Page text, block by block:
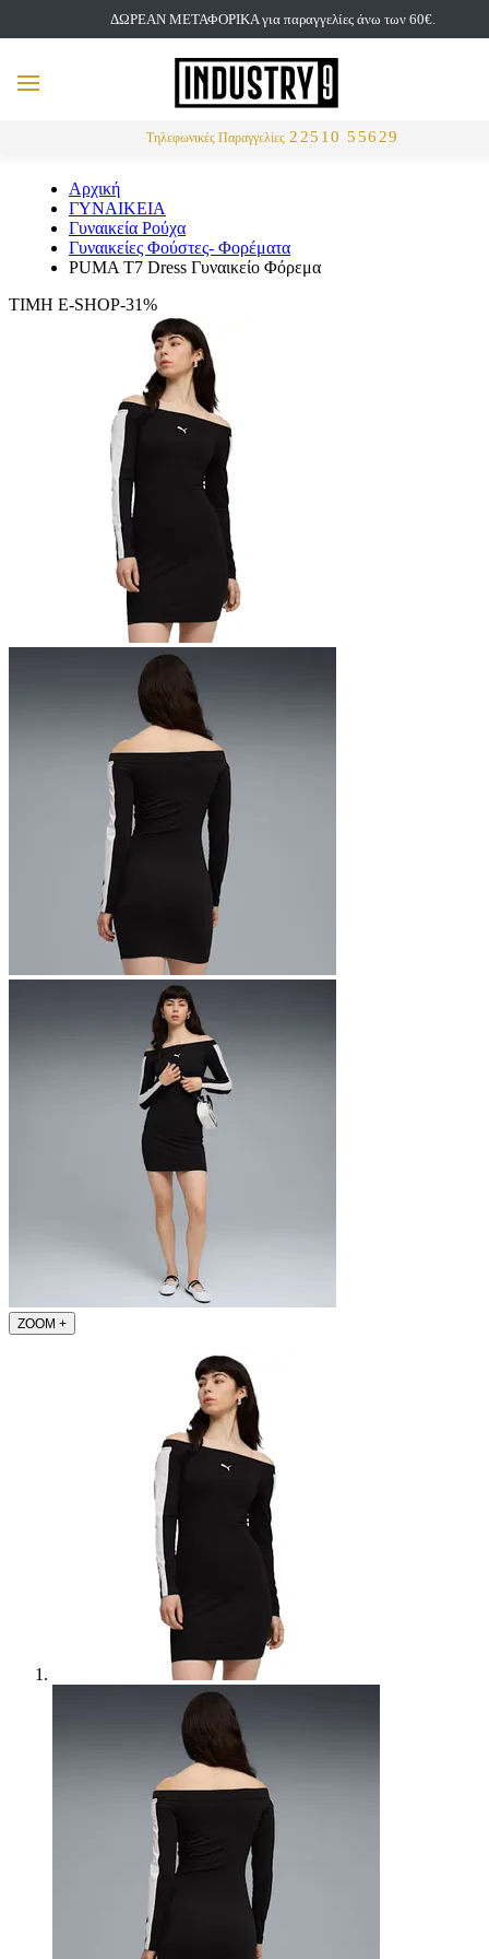
ΔΩΡΕΑΝ ΜΕΤΑΦΟΡΙΚΑ για παραγγελίες άνω των 60€.
Τηλεφωνικές Παραγγελίες 22510 55629
MENU
Αρχική
ΓΥΝΑΙΚΕΙΑ
Γυναικεία Ρούχα
Γυναικείες Φούστες- Φορέματα
PUMA T7 Dress Γυναικείο Φόρεμα
ΤΙΜΗ E-SHOP-31%
ZOOM +